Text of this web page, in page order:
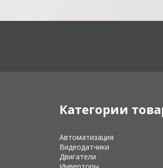
Категории
Автоматизация
Видеодатчики
Двигатели